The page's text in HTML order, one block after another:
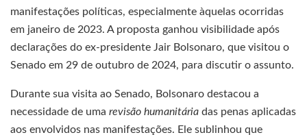
manifestações políticas, especialmente àquelas ocorridas
em janeiro de 2023. A proposta ganhou visibilidade após
declarações do ex-presidente Jair Bolsonaro, que visitou o
Senado em 29 de outubro de 2024, para discutir o assunto.
Durante sua visita ao Senado, Bolsonaro destacou a
necessidade de uma revisão humanitária das penas aplicadas
aos envolvidos nas manifestações. Ele sublinhou que